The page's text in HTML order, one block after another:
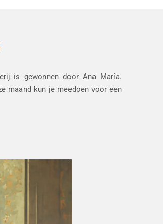
is gewonnen door Ana María.
maand kun je meedoen voor een